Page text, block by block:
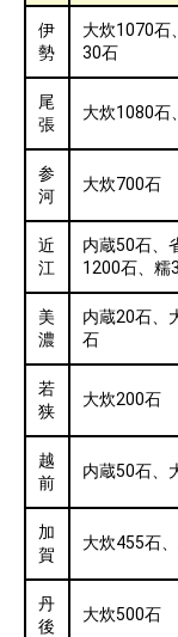
伊
勢
大炊1070石
30石
尾
張
大炊1080石
参
河
大炊700石
近
江
内蔵50石、
1200石、糯
美
濃
内蔵20石、
石
若
狭
大炊200石
越
前
内蔵50石、
加
賀
大炊455石
丹
後
大炊500石